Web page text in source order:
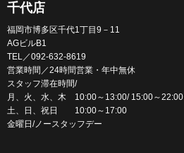
千代店
福岡市博多区千代1丁目9－11
AGビルB1
TEL／092-632-8619
営業時間／24時間営業・年中無休
スタッフ滞在時間/
月、火、水、木 10:00～13:00/ 15:00～22:00
土、日、祝日 10:00～17:00
金曜日/ノースタッフデー